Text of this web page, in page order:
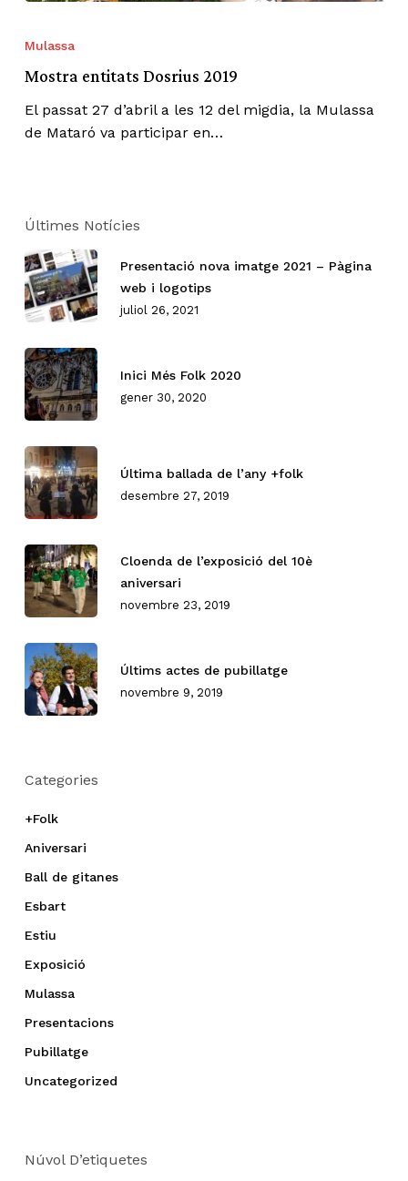
2019
Mulassa
Mostra entitats Dosrius 2019
El passat 27 d’abril a les 12 del migdia, la Mulassa
de Mataró va participar en…
Últimes Notícies
Presentació nova imatge 2021 – Pàgina
web i logotips
juliol 26, 2021
Inici Més Folk 2020
gener 30, 2020
Última ballada de l’any +folk
desembre 27, 2019
Cloenda de l’exposició del 10è
aniversari
novembre 23, 2019
Últims actes de pubillatge
novembre 9, 2019
Categories
+Folk
Aniversari
Ball de gitanes
Esbart
Estiu
Exposició
Mulassa
Presentacions
Pubillatge
Uncategorized
Núvol D’etiquetes